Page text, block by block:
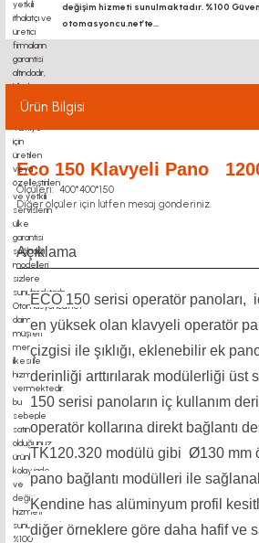
değişim hizmeti sunulmaktadır. %100
otomasyoncu.net’te...
Ürün Bilgisi
Eco 150 Klavyeli Pano
Ölçüleri: 400*400*150
Diğer ölçüler için lütfen mesaj gönderiniz.
Açıklama
ECO 150 serisi operatör panoları,
en yüksek olan klavyeli operatör
çizgisi ile şıklığı, eklenebilir ek
derinliği arttırılarak modülerliği üst
150 serisi panoların iç kullanım
operatör kollarına direkt bağlantı
TK120.320 modülü gibi Ø130 mm
pano bağlantı modülleri ile
Kendine has alüminyum profil
diğer örneklere göre daha hafif ve